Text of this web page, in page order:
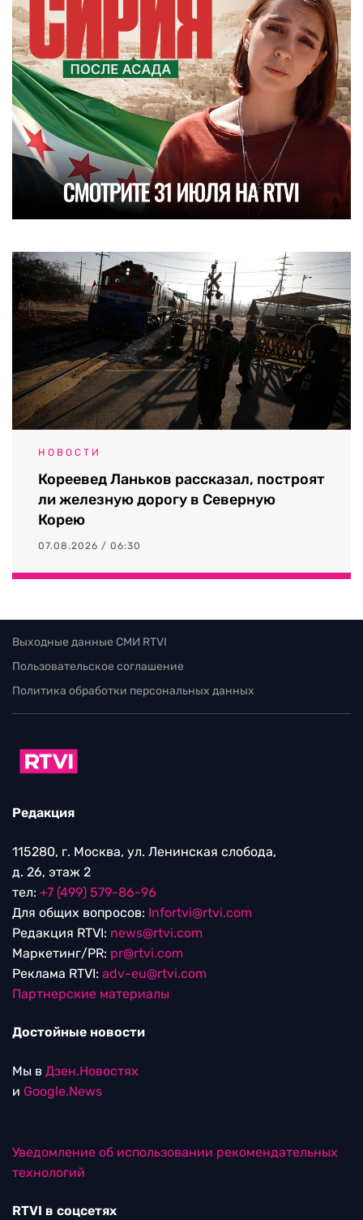
НОВОСТИ
Кореевед Ланьков рассказал, построят
ли железную дорогу в Северную
Корею
07.08.2026 / 06:30
Выходные данные СМИ RTVI
Пользовательское соглашение
Политика обработки персональных данных
Редакция
115280, г. Москва, ул. Ленинская слобода,
д. 26, этаж 2
тел: +7 (499) 579-86-96
Для общих вопросов: Infortvi@rtvi.com
Редакция RTVI: news@rtvi.com
Маркетинг/PR: pr@rtvi.com
Реклама RTVI: adv-eu@rtvi.com
Партнерские материалы
Достойные новости
Мы в Дзен.Новостях
и Google.News
Уведомление об использовании рекомендательных
технологий
RTVI в соцсетях